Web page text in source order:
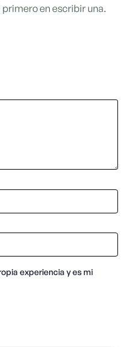
primero en escribir una.
experiencia y es mi